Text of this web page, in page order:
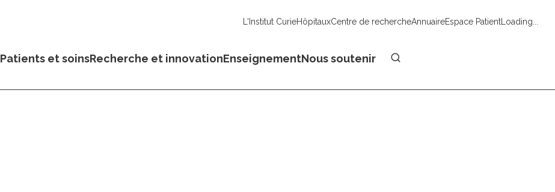
L'Institut CurieHôpitauxCentre de rechercheAnnuaireEspace PatientLoading...
Patients et soinsRecherche et innovationEnseignementNous soutenir